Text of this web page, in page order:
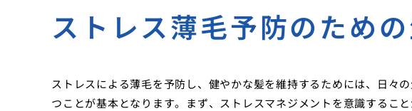
ストレス薄毛予防のため
ストレスによる薄毛を予防し、健やかな髪を維持するためには、日々
つことが基本となります。まず、ストレスマネジメントを意識するこ